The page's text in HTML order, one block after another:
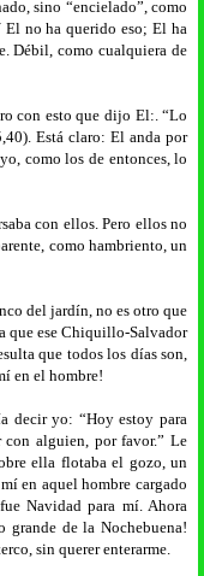
sino “encielado”, como
no ha querido eso; El ha
Débil, como cualquiera de
con esto que dijo El:. “Lo
Está claro: El anda por
como los de entonces, lo
con ellos. Pero ellos no
como hambriento, un
del jardín, no es otro que
que ese Chiquillo-Salvador
que todos los días son,
en el hombre!
decir yo: “Hoy estoy para
con alguien, por favor.” Le
ella flotaba el gozo, un
en aquel hombre cargado
Navidad para mí. Ahora
de la Nochebuena!
sin querer enterarme.